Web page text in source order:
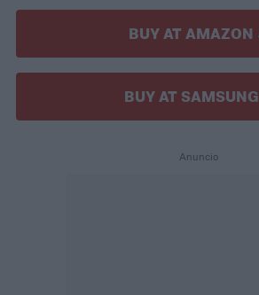
BUY AT AMAZON
BUY AT SAMSUNG